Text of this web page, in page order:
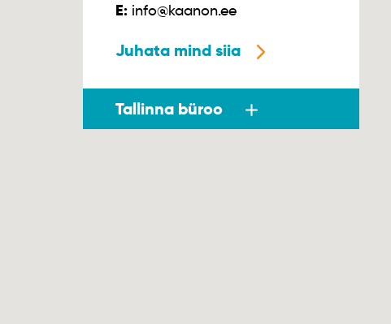
E: info@kaanon.ee
Juhata mind siia
Tallinna büroo